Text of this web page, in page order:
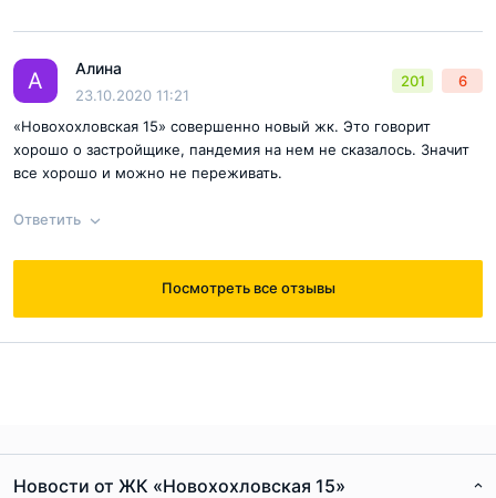
Ответ на отзыв
правилами публикации на сайте
Отправить комментарий
А Алина
23.10.2020 11:21
201 6
«Новохохловская 15» совершенно новый жк. Это говорит
хорошо о застройщике, пандемия на нем не сказалось. Значит
все хорошо и можно не переживать.
Ответить
@Алина
Посмотреть все отзывы
Новости от ЖК «Новохохловская 15»